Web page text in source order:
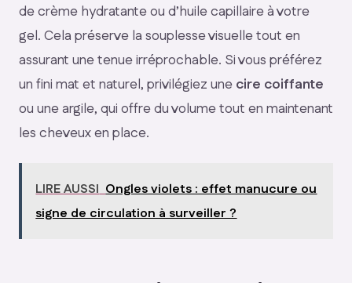
de crème hydratante ou d’huile capillaire à votre
gel. Cela préserve la souplesse visuelle tout en
assurant une tenue irréprochable. Si vous préférez
un fini mat et naturel, privilégiez une cire coiffante
ou une argile, qui offre du volume tout en maintenant
les cheveux en place.
LIRE AUSSI Ongles violets : effet manucure ou
signe de circulation à surveiller ?